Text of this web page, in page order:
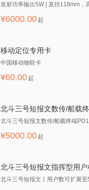
发射功率输出5W | 直径118mm，
¥6000.00 起
移动定位专用卡
中国移动物联卡
¥60.00 起
北斗三号短报文数传/船载
北斗三号短报文数传/船载终端
¥5000.00 起
北斗三号短报文指挥型用